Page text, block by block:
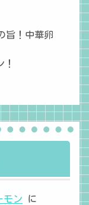
旨！中華卵
モン に